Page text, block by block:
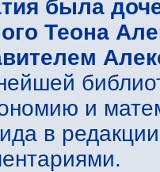
была
Теона
и
в